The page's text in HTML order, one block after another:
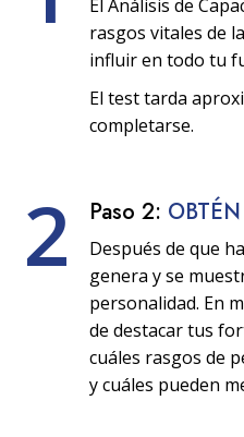
El Análisis de
rasgos vitales de
influir en todo tu
El test tarda
completarse.
2 Paso 2:
Después de que
genera y se
personalidad. En
de destacar tus
cuáles rasgos de
y cuáles pueden